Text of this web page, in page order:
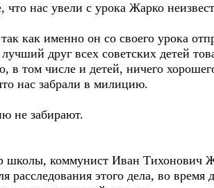
нас увели с урока Жарко
как именно он со своего урока
друг всех советских детей
том числе и детей, ничего
нас забрали в милицию.
не забирают.
школы, коммунист Иван Тихонович
расследования этого дела, во время